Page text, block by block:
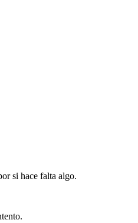
si hace falta algo.